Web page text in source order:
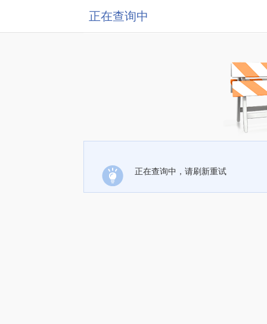
正在查询中
正在查询中，请刷新重试